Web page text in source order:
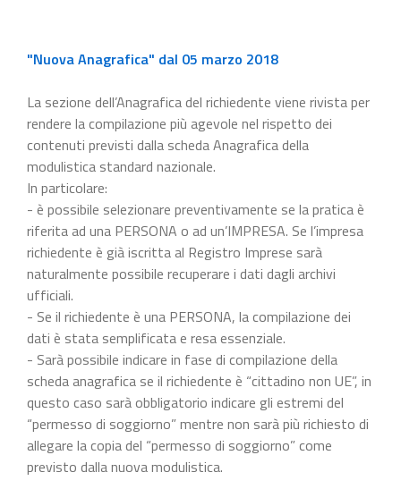
"Nuova Anagrafica" dal 05 marzo 2018
La sezione dell’Anagrafica del richiedente viene rivista per
rendere la compilazione più agevole nel rispetto dei
contenuti previsti dalla scheda Anagrafica della
modulistica standard nazionale.
In particolare:
- è possibile selezionare preventivamente se la pratica è
riferita ad una PERSONA o ad un’IMPRESA. Se l’impresa
richiedente è già iscritta al Registro Imprese sarà
naturalmente possibile recuperare i dati dagli archivi
ufficiali.
- Se il richiedente è una PERSONA, la compilazione dei
dati è stata semplificata e resa essenziale.
- Sarà possibile indicare in fase di compilazione della
scheda anagrafica se il richiedente è “cittadino non UE”, in
questo caso sarà obbligatorio indicare gli estremi del
“permesso di soggiorno” mentre non sarà più richiesto di
allegare la copia del “permesso di soggiorno” come
previsto dalla nuova modulistica.